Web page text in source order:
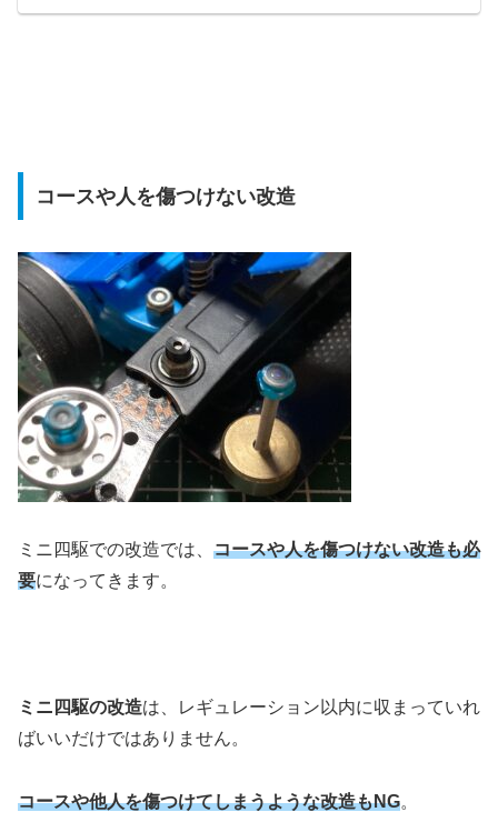
コースや人を傷つけない改造
ミニ四駆での改造では、 コースや人を傷つけない改造も必
要になってきます。
ミニ四駆の改造は、レギュレーション以内に収まっていれ
ばいいだけではありません。
コースや他人を傷つけてしまうような改造もNG。